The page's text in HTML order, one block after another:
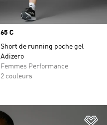
Prix
65 €
Short de running poche gel
Adizero
Femmes Performance
2 couleurs